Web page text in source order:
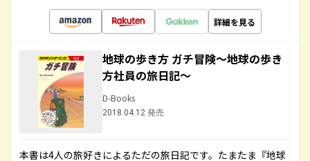
詳細を見る
地球の歩き方 ガチ冒険～地球の歩き
方社員の旅日記～
D-Books
2018.04.12 発売
本書は4人の旅好きによるただの旅日記です。たまたま『地球